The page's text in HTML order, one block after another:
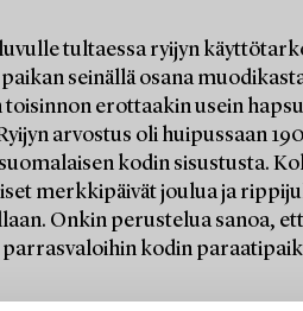
tultaessa ryijyn
seinällä osana
toisinnon erottaakin usein
arvostus oli huipussaan
kodin sisustusta.
merkkipäivät joulua ja
Onkin perustelua sanoa,
parrasvaloihin kodin